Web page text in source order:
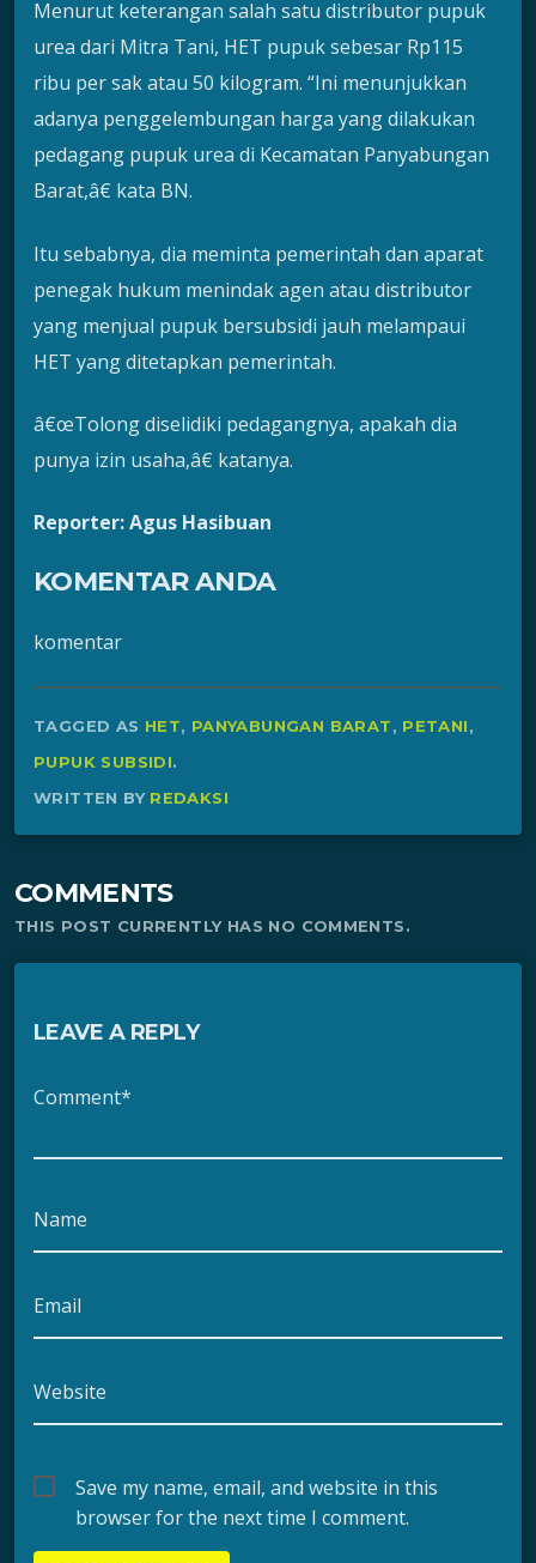
Menurut keterangan salah satu distributor pupuk
urea dari Mitra Tani, HET pupuk sebesar Rp115
ribu per sak atau 50 kilogram. “Ini menunjukkan
adanya penggelembungan harga yang dilakukan
pedagang pupuk urea di Kecamatan Panyabungan
Barat,â€ kata BN.
Itu sebabnya, dia meminta pemerintah dan aparat
penegak hukum menindak agen atau distributor
yang menjual pupuk bersubsidi jauh melampaui
HET yang ditetapkan pemerintah.
â€œTolong diselidiki pedagangnya, apakah dia
punya izin usaha,â€ katanya.
Reporter: Agus Hasibuan
KOMENTAR ANDA
komentar
TAGGED AS HET, PANYABUNGAN BARAT, PETANI,
PUPUK SUBSIDI.
WRITTEN BY REDAKSI
COMMENTS
THIS POST CURRENTLY HAS NO COMMENTS.
LEAVE A REPLY
Comment*
Name
Email
Website
Save my name, email, and website in this
browser for the next time I comment.